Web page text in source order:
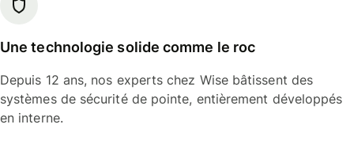
Une technologie solide comme le roc
Depuis 12 ans, nos experts chez Wise bâtissent des
systèmes de sécurité de pointe, entièrement développés
en interne.